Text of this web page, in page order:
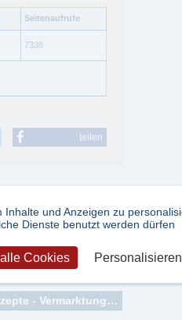
Seitenaufrufe
7338
teilen
Zeitschriften zum Thema: Marketing - Werbung - Reklame – Konzepte - Vermarktungsprozesse
und Anzeigen zu
Dienste benutzt werden dürfen
Cookies Personalisieren